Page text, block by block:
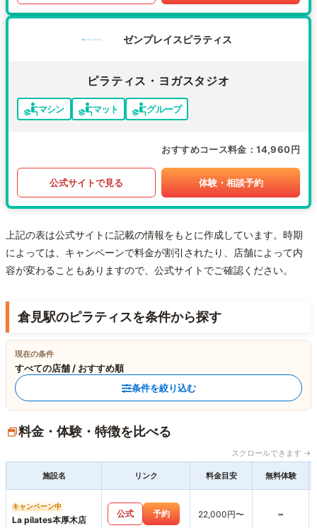
ゼンプレイスピラティス
ピラティス・ヨガスタジオ
マシン マット グループ
おすすめコース料金 14,960円
公式サイトで見る 体験・相談予約
上記の表は公式サイトに記載の情報をもとに作成しています。時期
によっては、キャンペーンで料金が割引されたり、店舗によって内
容が変わることもありますので、公式サイトでご確認ください。
倉見駅のピラティスを条件から探す
現在の条件
すべての店舗 / おすすめ順
条件を絞り込む
料金・体験・特徴を比べる
スクロールできます →
施設名 リンク 料金目安 無料体験
キャンペーン中
La pilates本厚木店
公式 予約 22,000円〜 -